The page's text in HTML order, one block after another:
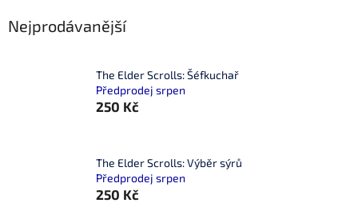
Nejprodávanější
The Elder Scrolls: Šéfkuchař
Předprodej srpen
250 Kč
The Elder Scrolls: Výběr sýrů
Předprodej srpen
250 Kč